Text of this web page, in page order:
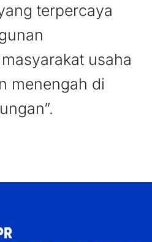
terpercaya
usaha
menengah di